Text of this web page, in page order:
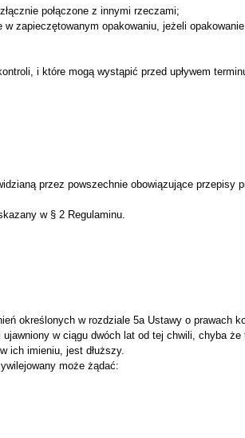
połączone z innymi rzeczami;
zapieczętowanym opakowaniu, jeżeli
i które mogą wystąpić przed upływem
przez powszechnie obowiązujące przepisy
w § 2 Regulaminu.
określonych w rozdziale 5a Ustawy o prawach
w ciągu dwóch lat od tej chwili, chyba że
ich imieniu, jest dłuższy.
może żądać: